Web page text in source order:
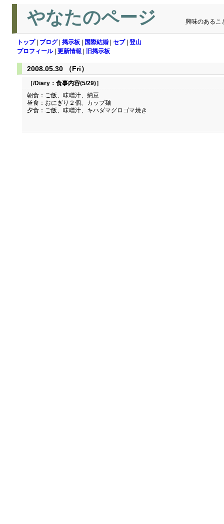
やなたのページ 興味のあるこ
トップ| ブログ| 掲示板 国際結婚 セブ| 登山
プロフィール| 更新情報 旧掲示板
2008.05.30 （Fri）
［/Diary： 食事内容(5/29)］
朝食：ご飯、味噌汁、納豆
昼食：おにぎり２個、カップ麺
夕食：ご飯、味噌汁、キハダマグロゴマ焼き